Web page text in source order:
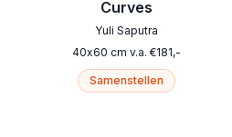
Curves
Yuli Saputra
40x60 cm v.a. €181,-
Samenstellen